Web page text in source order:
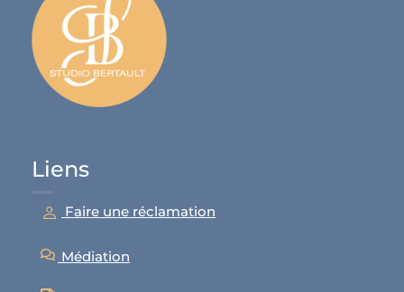
Liens
Faire une réclamation
Médiation